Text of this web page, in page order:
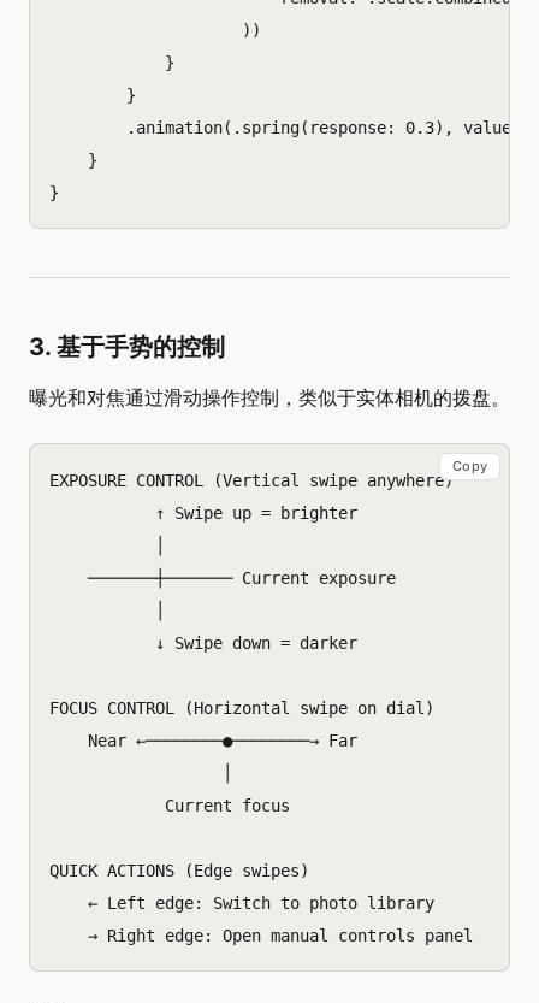
))
}
}
. animation(. spring( response: 0.3), value
}
}
3. 基于手势的控制
曝光和对焦通过滑动操作控制，类似于实体相机的拨盘。
EXPOSURE CONTROL (Vertical swipe anywhere)
           ↑ Swipe up = brighter
    ───────┼─────── Current exposure
           ↓ Swipe down = darker
FOCUS CONTROL (Horizontal swipe on dial)
    Near ←────────●────────→ Far
            Current focus
QUICK ACTIONS (Edge swipes)
    ← Left edge: Switch to photo library
Copy